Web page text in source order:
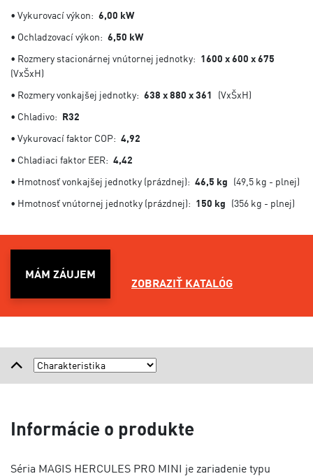
• Vykurovací výkon: 6,00 kW
• Ochladzovací výkon: 6,50 kW
• Rozmery stacionárnej vnútornej jednotky: 1600 x 600 x 675
(VxŠxH)
• Rozmery vonkajšej jednotky: 638 x 880 x 361
(VxŠxH)
• Chladivo: R32
• Vykurovací faktor COP: 4,92
• Chladiaci faktor EER: 4,42
• Hmotnosť vonkajšej jednotky (prázdnej): 46,5 kg (49,5 kg - plnej)
• Hmotnosť vnútornej jednotky (prázdnej): 150 kg (356 kg - plnej)
MÁM ZÁUJEM
ZOBRAZIŤ KATALÓG
Informácie o produkte
Séria MAGIS HERCULES PRO MINI je zariadenie typu